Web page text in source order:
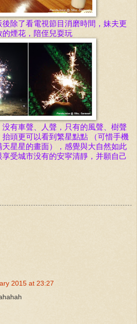
除了看電視節目消磨時間，妹夫更
煙花，陪侄兒耍玩
有車聲、人聲，只有的風聲、樹聲
頭更可以看到繁星點點 （可惜手機
星星的畫面），感覺與大自然如此
受城市没有的安寜清靜 ，并願自己
2015 at 23:27